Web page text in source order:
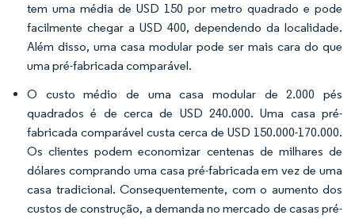
tem uma média de USD 150 por metro quadrado e pode
facilmente chegar a USD 400, dependendo da localidade.
Além disso, uma casa modular pode ser mais cara do que
uma pré-fabricada comparável.
O custo médio de uma casa modular de 2.000 pés
quadrados é de cerca de USD 240.000. Uma casa pré-
fabricada comparável custa cerca de USD 150.000-170.000.
Os clientes podem economizar centenas de milhares de
dólares comprando uma casa pré-fabricada em vez de uma
casa tradicional. Consequentemente, com o aumento dos
custos de construção, a demanda no mercado de casas pré-